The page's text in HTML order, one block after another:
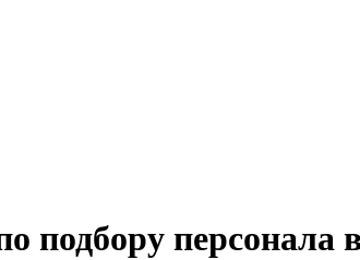
подбору